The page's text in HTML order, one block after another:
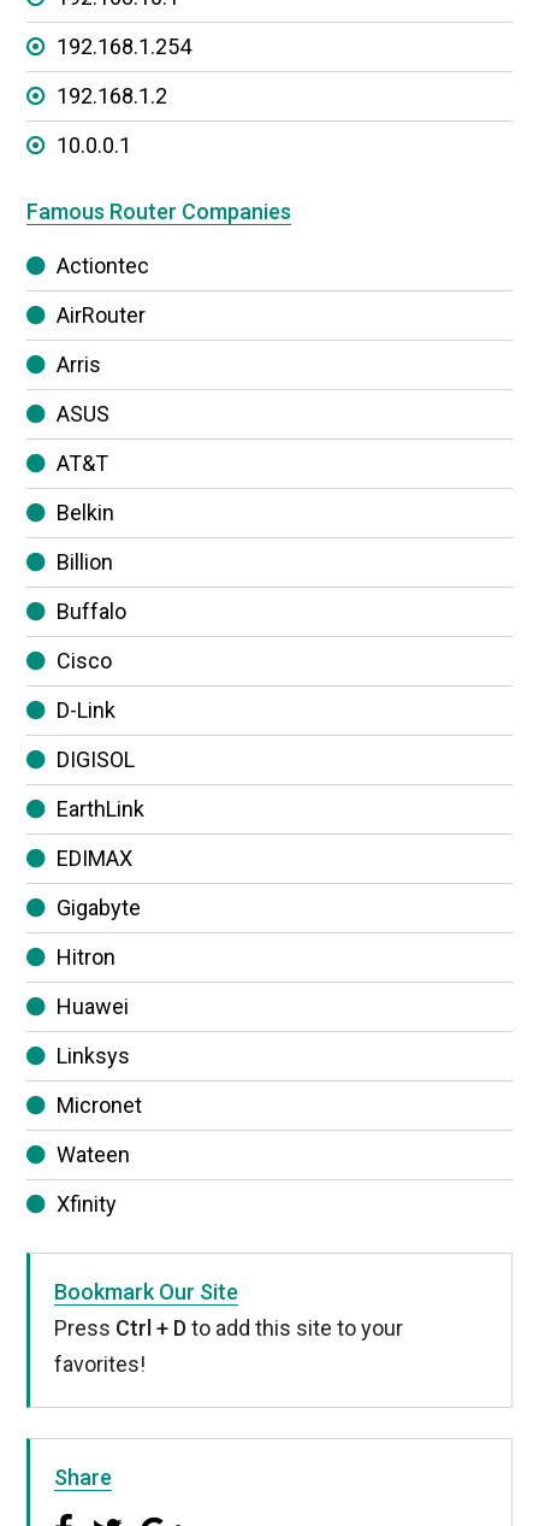
192.168.1.254
192.168.1.2
10.0.0.1
Famous Router Companies
Actiontec
AirRouter
Arris
ASUS
AT&T
Belkin
Billion
Buffalo
Cisco
D-Link
DIGISOL
EarthLink
EDIMAX
Gigabyte
Hitron
Huawei
Linksys
Micronet
Wateen
Xfinity
Bookmark Our Site
Press Ctrl + Dto add this site to your
favorites!
Share